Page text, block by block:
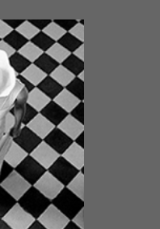
Paris
in France
en
l'Île aux Moines.
| FIRST DANCE
in Provence
en Loir-et-Cher
Bourbonnais
au château de
à Vallery
in Paris